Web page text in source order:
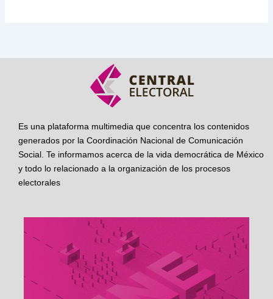
Es una plataforma multimedia que concentra los contenidos
generados por la Coordinación Nacional de Comunicación
Social. Te informamos acerca de la vida democrática de México
y todo lo relacionado a la organización de los procesos
electorales